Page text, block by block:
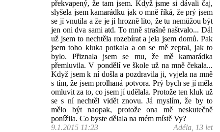
překvapený, že tam jsem. Když jsme si dávali čaj,
slyšela jsem kamarádku jak o mně říká, že prý jsem
se jí vnutila a že je jí hrozně líto, že tu nemůžou být
jen oni dva sami atd. To mně strašně naštvalo... Dál
už jsem to nechtěla rozebírat a jela jsem domů. Pak
jsem toho kluka potkala a on se mě zeptal, jak to
bylo. Přiznala jsem se mu, že mě kamarádka
přemluvila. V pondělí ve škole už na mně čekala...
Když jsem k ní došla a pozdravila ji, vyjela na mně
s tím, že jsem prolhaná potvora. Prý bych se jí měla
omluvit za to, co jsem jí udělala. Protože ten kluk už
se s ní nechtěl vidět znovu. Já myslím, že by to
mělo být naopak, protože ona mě neskutečně
ponížila. Co byste dělala na mém místě Vy?
9.1.2015 11:23
Adéla, 13 let